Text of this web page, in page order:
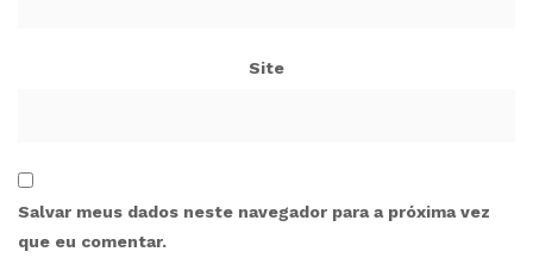
Site
Salvar meus dados neste navegador para a próxima vez
que eu comentar.